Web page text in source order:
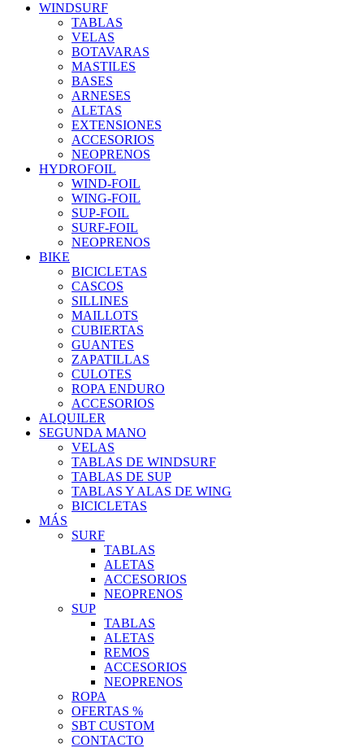
WINDSURF
TABLAS
VELAS
BOTAVARAS
MASTILES
BASES
ARNESES
ALETAS
EXTENSIONES
ACCESORIOS
NEOPRENOS
HYDROFOIL
WIND-FOIL
WING-FOIL
SUP-FOIL
SURF-FOIL
NEOPRENOS
BIKE
BICICLETAS
CASCOS
SILLINES
MAILLOTS
CUBIERTAS
GUANTES
ZAPATILLAS
CULOTES
ROPA ENDURO
ACCESORIOS
ALQUILER
SEGUNDA MANO
VELAS
TABLAS DE WINDSURF
TABLAS DE SUP
TABLAS Y ALAS DE WING
BICICLETAS
MÁS
SURF
TABLAS
ALETAS
ACCESORIOS
NEOPRENOS
SUP
TABLAS
ALETAS
REMOS
ACCESORIOS
NEOPRENOS
ROPA
OFERTAS %
SBT CUSTOM
CONTACTO